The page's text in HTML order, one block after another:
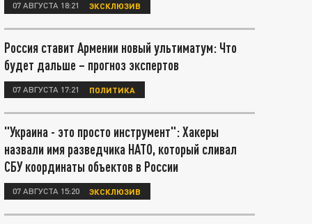
07 АВГУСТА 18:21 ЭКСКЛЮЗИВ
Россия ставит Армении новый ультиматум: Что
будет дальше – прогноз экспертов
07 АВГУСТА 17:21 ПОЛИТИКА
"Украина - это просто инструмент": Хакеры
назвали имя разведчика НАТО, который сливал
СБУ координаты объектов в России
07 АВГУСТА 15:20 ЭКСКЛЮЗИВ